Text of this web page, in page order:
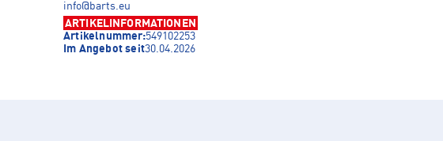
info@barts.eu
ARTIKELINFORMATIONEN
Artikelnummer:549102253
Im Angebot seit30.04.2026